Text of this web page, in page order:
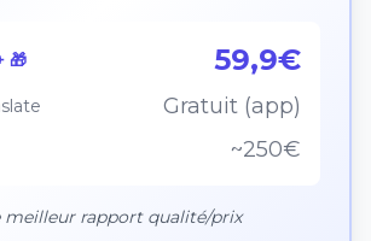
🎁 59,9€
Gratuit (app)
~250€
meilleur rapport qualité/prix